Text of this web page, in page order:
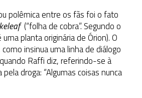
polêmica entre os fãs foi o fato
(“folha de cobra”. Segundo o
planta originária de Órion). O
insinua uma linha de diálogo
Raffi diz, referindo-se à
droga: “Algumas coisas nunca